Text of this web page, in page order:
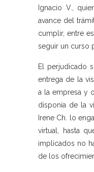
Ignacio V.,
avance del
cumplir, entre
seguir un curso
El perjudicado
entrega de la
a la empresa y
disponía de la
Irene Ch. lo
virtual, hasta
implicados no
de los